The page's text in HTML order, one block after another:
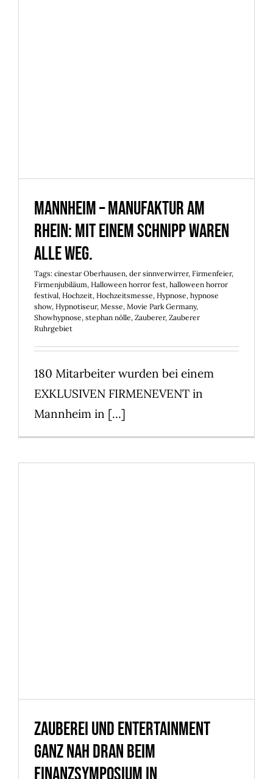
Mannheim – Manufaktur am
Rhein: Mit einem Schnipp waren
alle weg.
Tags: cinestar Oberhausen, der sinnverwirrer, Firmenfeier,
Firmenjubiläum, Halloween horror fest, halloween horror
festival, Hochzeit, Hochzeitsmesse, Hypnose, hypnose
show, Hypnotiseur, Messe, Movie Park Germany,
Showhypnose, stephan nölle, Zauberer, Zauberer
Ruhrgebiet
180 Mitarbeiter wurden bei einem
EXKLUSIVEN FIRMENEVENT in
Mannheim in [...]
Zauberei und Entertainment
ganz nah dran beim
Finanzsymposium in